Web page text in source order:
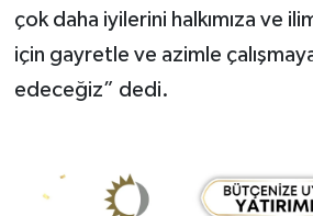
çok daha iyilerini halkımıza ve
için gayretle ve azimle
edeceğiz” dedi.